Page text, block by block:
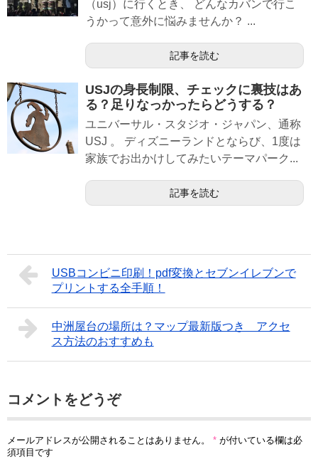
（usj）に行くとき、 どんなカバンで行こ
うかって意外に悩みませんか？ ...
記事を読む
USJの身長制限、チェックに裏技はあ
る？足りなっかったらどうする？
ユニバーサル・スタジオ・ジャパン、通称
USJ 。 ディズニーランドとならび、1度は
家族でお出かけしてみたいテーマパーク...
記事を読む
USBコンビニ印刷！pdf変換とセブンイレブンで
プリントする全手順！
中洲屋台の場所は？マップ最新版つき アクセ
ス方法のおすすめも
コメントをどうぞ
メールアドレスが公開されることはありません。 * が付いている欄は必
須項目です